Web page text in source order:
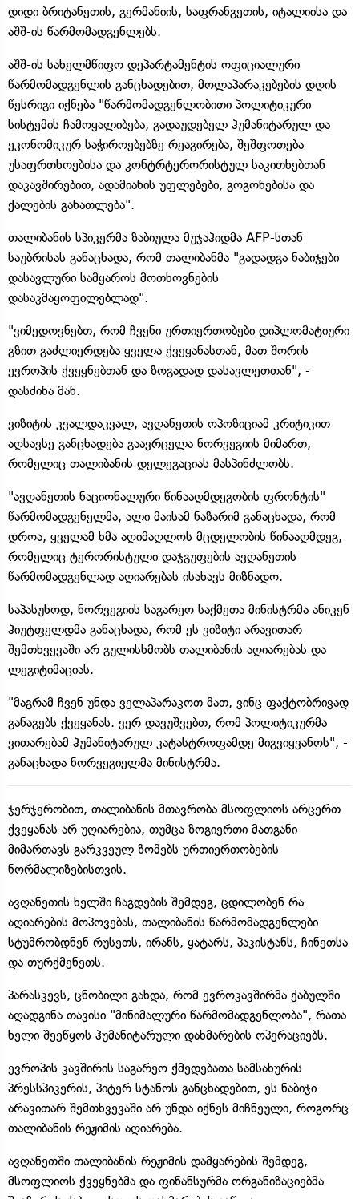
დიდი ბრიტანეთის, გერმანიის, საფრანგეთის, იტალიისა და
აშშ-ის წარმომადგენლებს.
აშშ-ის სახელმწიფო დეპარტამენტის ოფიციალური
წარმომადგენლის განცხადებით, მოლაპარაკებების დღის
წესრიგი იქნება "წარმომადგენლობითი პოლიტიკური
სისტემის ჩამოყალიბება, გადაუდებელ ჰუმანიტარულ და
ეკონომიკურ საჭიროებებზე რეაგირება, შეშფოთება
უსაფრთხოებისა და კონტრტერორისტულ საკითხებთან
დაკავშირებით, ადამიანის უფლებები, გოგონებისა და
ქალების განათლება".
თალიბანის სპიკერმა ზაბიულა მუჯაჰიდმა AFP-სთან
საუბრისას განაცხადა, რომ თალიბანმა "გადადგა ნაბიჯები
დასავლური სამყაროს მოთხოვნების
დასაკმაყოფილებლად".
"ვიმედოვნებთ, რომ ჩვენი ურთიერთობები დიპლომატიური
გზით გაძლიერდება ყველა ქვეყანასთან, მათ შორის
ევროპის ქვეყნებთან და ზოგადად დასავლეთთან", -
დასძინა მან.
ვიზიტის კვალდაკვალ, ავღანეთის ოპოზიციამ კრიტიკით
აღსავსე განცხადება გაავრცელა ნორვეგიის მიმართ,
რომელიც თალიბანის დელეგაციას მასპინძლობს.
"ავღანეთის ნაციონალური წინააღმდეგობის ფრონტის"
წარმომადგენელმა, ალი მაისამ ნაზარიმ განაცხადა, რომ
დროა, ყველამ ხმა აღიმაღლოს მცდელობის წინააღმდეგ,
რომელიც ტერორისტული დაჯგუფების ავღანეთის
წარმომადგენლად აღიარებას ისახავს მიზნადო.
საპასუხოდ, ნორვეგიის საგარეო საქმეთა მინისტრმა ანიკენ
ჰიუტფელდმა განაცხადა, რომ ეს ვიზიტი არავითარ
შემთხვევაში არ გულისხმობს თალიბანის აღიარებას და
ლეგიტიმაციას.
"მაგრამ ჩვენ უნდა ველაპარაკოთ მათ, ვინც ფაქტობრივად
განაგებს ქვეყანას. ვერ დავუშვებთ, რომ პოლიტიკურმა
ვითარებამ ჰუმანიტარულ კატასტროფამდე მიგვიყვანოს", -
განაცხადა ნორვეგიელმა მინისტრმა.
ჯერჯერობით, თალიბანის მთავრობა მსოფლიოს არცერთ
ქვეყანას არ უღიარებია, თუმცა ზოგიერთი მათგანი
მიმართავს გარკვეულ ზომებს ურთიერთობების
ნორმალიზებისთვის.
ავღანეთის ხელში ჩაგდების შემდეგ, ცდილობენ რა
აღიარების მოპოვებას, თალიბანის წარმომადგენლები
სტუმრობდნენ რუსეთს, ირანს, ყატარს, პაკისტანს, ჩინეთსა
და თურქმენეთს.
პარასკევს, ცნობილი გახდა, რომ ევროკავშირმა ქაბულში
აღადგინა თავისი "მინიმალური წარმომადგენლობა", რათა
ხელი შეეწყოს ჰუმანიტარული დახმარების ოპერაციებს.
ევროპის კავშირის საგარეო ქმედებათა სამსახურის
პრესსპიკერის, პიტერ სტანოს განცხადებით, ეს ნაბიჯი
არავითარ შემთხვევაში არ უნდა იქნეს მიჩნეული, როგორც
თალიბანის რეჟიმის აღიარება.
ავღანეთში თალიბანის რეჟიმის დამყარების შემდეგ,
მსოფლიოს ქვეყნებმა და ფინანსურმა ორგანიზაციებმა